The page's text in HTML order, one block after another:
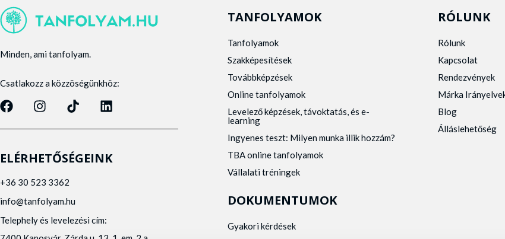
Minden, ami tanfolyam.
Csatlakozz a közzöségünkhöz:
ELÉRHETŐSÉGEINK
+36 30 523 3362
info@tanfolyam.hu
Telephely és levelezési cím:
TANFOLYAMOK
Tanfolyamok
Szakképesítések
Továbbképzések
Online tanfolyamok
Levelező képzések, távoktatás, és e-
learning
Ingyenes teszt: Milyen munka illik hozzám?
TBA online tanfolyamok
Vállalati tréningek
DOKUMENTUMOK
Gyakori kérdések
RÓLUNK
Rólunk
Kapcsolat
Rendezvények
Márka
Blog
Álláslehetőség